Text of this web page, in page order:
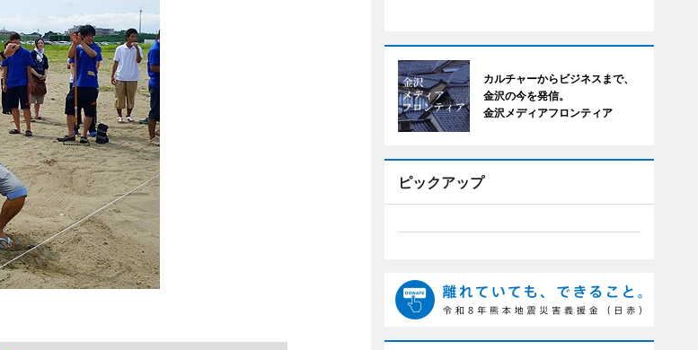
カルチャーからビジネスまで、
金沢の今を発信。
金沢メディアフロンティア
ピックアップ